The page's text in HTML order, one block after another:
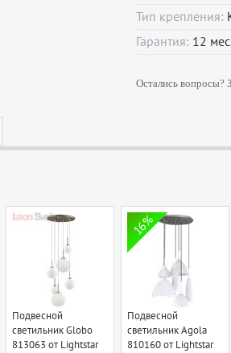
Тип крепления:
Гарантия: 12
Остались вопросы?
Подвесной
светильник Globo
813063 от Lightstar
16%
Подвесной
светильник Agola
810160 от Lightstar